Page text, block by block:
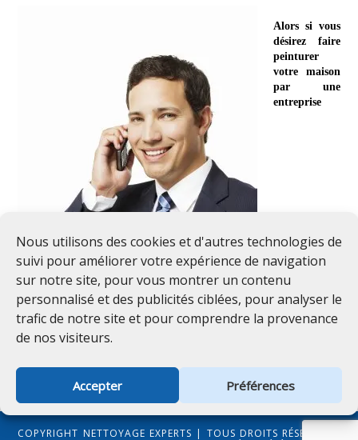
Nous utilisons des cookies et d'autres technologies de
suivi pour améliorer votre expérience de navigation
sur notre site, pour vous montrer un contenu
personnalisé et des publicités ciblées, pour analyser le
trafic de notre site et pour comprendre la provenance
de nos visiteurs.
Accepter Préférences
Alors si vous
désirez faire
peinturer
votre maison
par une
entreprise
professionnelle.Il vous suffit de commencer par contacter un de nos
peintres estimateurs professionnels qui se déplacera chez vous afin de
vous donner de précieux conseils pour ensuite vous remettre une
estimation gratuite détaillant les travaux à exécuter chez vous.
COPYRIGHT NETTOYAGE EXPERTS | TOUS DROITS RÉSERVÉS |